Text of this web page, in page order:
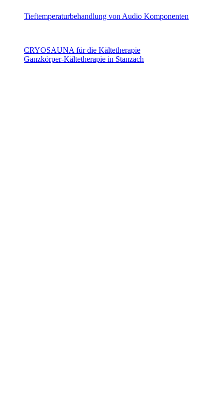
Tieftemperaturbehandlung von Audio Komponenten
CRYOSAUNA für die Kältetherapie
Ganzkörper-Kältetherapie in Stanzach